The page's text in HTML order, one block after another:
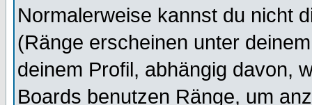
Normalerweise kannst du nicht
(Ränge erscheinen unter
deinem Profil, abhängig davon,
Boards benutzen Ränge, um